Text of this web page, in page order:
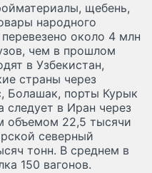
щебень,
народного
около 4 млн
чем в прошлом
в Узбекистан,
страны через
Болашак, порты Курык
следует в Иран через
объемом 22,5 тысячи
северный
тонн. В среднем в
150 вагонов.